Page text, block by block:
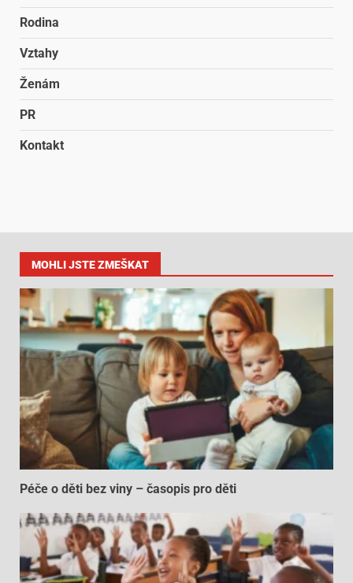
Rodina
Vztahy
Ženám
PR
Kontakt
MOHLI JSTE ZMEŠKAT
Péče o děti bez viny – časopis pro děti